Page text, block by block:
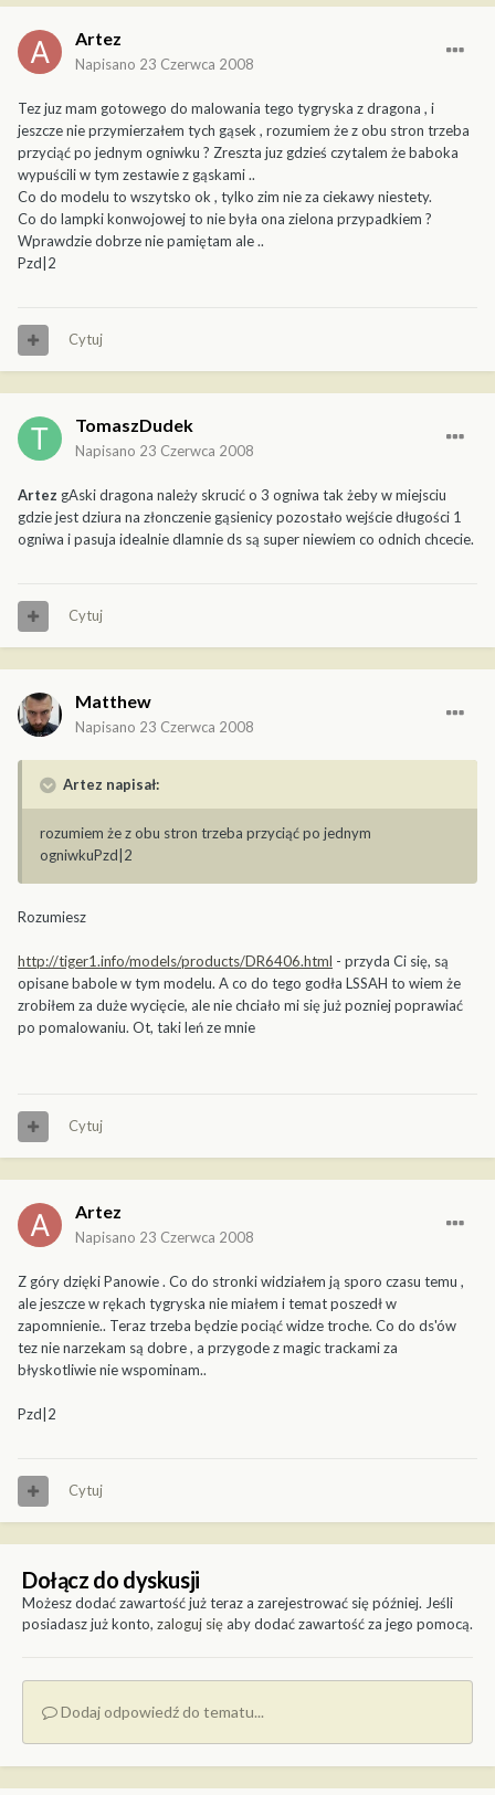
Artez
Napisano 23 Czerwca 2008
Tez juz mam gotowego do malowania tego tygryska z dragona , i
jeszcze nie przymierzałem tych gąsek , rozumiem że z obu stron trzeba
przyciąć po jednym ogniwku ? Zreszta juz gdzieś czytalem że baboka
wypuścili w tym zestawie z gąskami ..
Co do modelu to wszytsko ok , tylko zim nie za ciekawy niestety.
Co do lampki konwojowej to nie była ona zielona przypadkiem ?
Wprawdzie dobrze nie pamiętam ale ..
Pzd|2
Cytuj
TomaszDudek
Napisano 23 Czerwca 2008
Artez gAski dragona należy skrucić o 3 ogniwa tak żeby w miejsciu
gdzie jest dziura na złonczenie gąsienicy pozostało wejście długości 1
ogniwa i pasuja idealnie dlamnie ds są super niewiem co odnich chcecie.
Cytuj
Matthew
Napisano 23 Czerwca 2008
Artez napisał:
rozumiem że z obu stron trzeba przyciąć po jednym
ogniwkuPzd|2
Rozumiesz
http://tiger1.info/models/products/DR6406.html - przyda Ci się, są
opisane babole w tym modelu. A co do tego godła LSSAH to wiem że
zrobiłem za duże wycięcie, ale nie chciało mi się już pozniej poprawiać
po pomalowaniu. Ot, taki leń ze mnie
Cytuj
Artez
Napisano 23 Czerwca 2008
Z góry dzięki Panowie . Co do stronki widziałem ją sporo czasu temu ,
ale jeszcze w rękach tygryska nie miałem i temat poszedł w
zapomnienie.. Teraz trzeba będzie pociąć widze troche. Co do ds'ów
tez nie narzekam są dobre , a przygode z magic trackami za
błyskotliwie nie wspominam..
Pzd|2
Cytuj
Dołącz do dyskusji
Możesz dodać zawartość już teraz a zarejestrować się później. Jeśli
posiadasz już konto, zaloguj sięaby dodać zawartość za jego pomocą.
Dodaj odpowiedź do tematu...